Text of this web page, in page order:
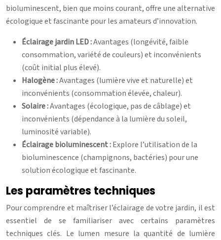
bioluminescent, bien que moins courant, offre une alternative
écologique et fascinante pour les amateurs d’innovation.
Éclairage jardin LED :Avantages (longévité, faible
consommation, variété de couleurs) et inconvénients
(coût initial plus élevé).
Halogène :Avantages (lumière vive et naturelle) et
inconvénients (consommation élevée, chaleur).
Solaire :Avantages (écologique, pas de câblage) et
inconvénients (dépendance à la lumière du soleil,
luminosité variable).
Éclairage bioluminescent :Explore l’utilisation de la
bioluminescence (champignons, bactéries) pour une
solution écologique et fascinante.
Les paramètres techniques
Pour comprendre et maîtriser l’éclairage de votre jardin, il est
essentiel de se familiariser avec certains paramètres
techniques clés. Le lumen mesure la quantité de lumière